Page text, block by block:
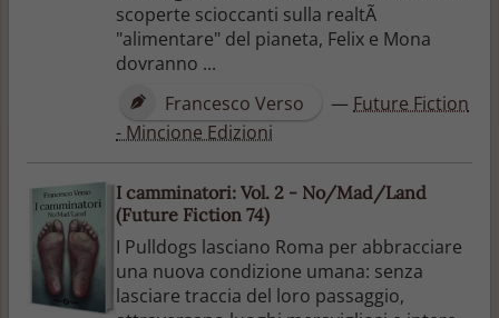
scoperte scioccanti sulla realtÃ
"alimentare" del pianeta, Felix e Mona
dovranno ...
Francesco Verso
— Future Fiction
- Mincione Edizioni
I camminatori: Vol. 2 - No/Mad/Land
(Future Fiction 74)
I Pulldogs lasciano Roma per abbracciare
una nuova condizione umana: senza
lasciare traccia del loro passaggio,